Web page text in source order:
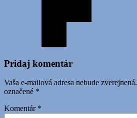
Pridaj komentár
Vaša e-mailová adresa nebude zverejnená.
označené *
Komentár *